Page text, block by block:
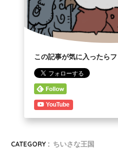
この記事が気に入ったら
YouTube
CATEGORY : ちいさな王国